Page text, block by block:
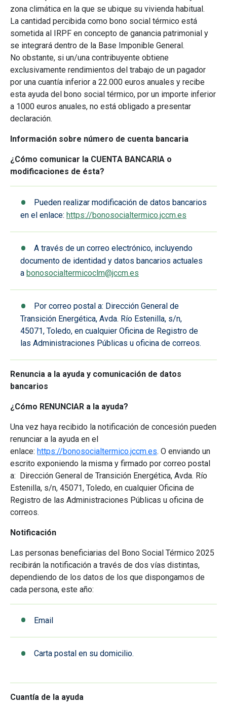
zona climática en la que se ubique su vivienda habitual.
La cantidad percibida como bono social térmico está
sometida al IRPF en concepto de ganancia patrimonial y
se integrará dentro de la Base Imponible General.
No obstante, si un/una contribuyente obtiene
exclusivamente rendimientos del trabajo de un pagador
por una cuantía inferior a 22.000 euros anuales y recibe
esta ayuda del bono social térmico, por un importe inferior
a 1000 euros anuales, no está obligado a presentar
declaración.
Información sobre número de cuenta bancaria
¿Cómo comunicar la CUENTA BANCARIA o
modificaciones de ésta?
Pueden realizar modificación de datos bancarios
en el enlace: https://bonosocialtermico.jccm.es
A través de un correo electrónico, incluyendo
documento de identidad y datos bancarios actuales
a bonosocialtermicoclm@jccm.es
Por correo postal a: Dirección General de
Transición Energética, Avda. Río Estenilla, s/n,
45071, Toledo, en cualquier Oficina de Registro de
las Administraciones Públicas u oficina de correos.
Renuncia a la ayuda y comunicación de datos
bancarios
¿Cómo RENUNCIAR a la ayuda?
Una vez haya recibido la notificación de concesión pueden
renunciar a la ayuda en el
enlace: https://bonosocialtermico.jccm.es. O enviando un
escrito exponiendo la misma y firmado por correo postal
a: Dirección General de Transición Energética, Avda. Río
Estenilla, s/n, 45071, Toledo, en cualquier Oficina de
Registro de las Administraciones Públicas u oficina de
correos.
Notificación
Las personas beneficiarias del Bono Social Térmico 2025
recibirán la notificación a través de dos vías distintas,
dependiendo de los datos de los que dispongamos de
cada persona, este año:
Email
Carta postal en su domicilio.
Cuantía de la ayuda